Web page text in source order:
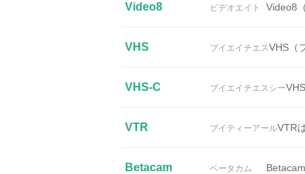
Video8 ビデオエイト Video8
VHS ブイエイチエスVHS（
VHS-C ブイエイチエスシー
VTR ブイティーアールVTR
Betacam ベータカム